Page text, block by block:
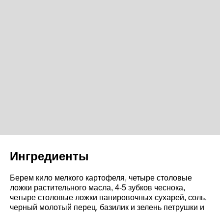
Ингредиенты
Берем кило мелкого картофеля, четыре столовые
ложки растительного масла, 4-5 зубков чеснока,
четыре столовые ложки панировочных сухарей, соль,
черный молотый перец, базилик и зелень петрушки и